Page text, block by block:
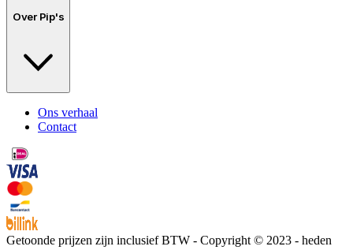
Over Pip's
Ons verhaal
Contact
Getoonde prijzen zijn inclusief BTW - Copyright © 2023 - heden